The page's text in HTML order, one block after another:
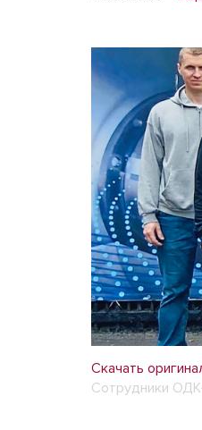
Скачать
Сотрудники